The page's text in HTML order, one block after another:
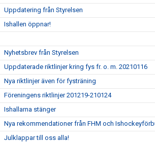
Uppdatering från Styrelsen
Ishallen öppnar!
Nyhetsbrev från Styrelsen
Uppdaterade riktlinjer kring fys fr. o. m. 20210116
Nya riktlinjer även för fysträning
Föreningens riktlinjer 201219-210124
Ishallarna stänger
Nya rekommendationer från FHM och
Julklappar till oss alla!